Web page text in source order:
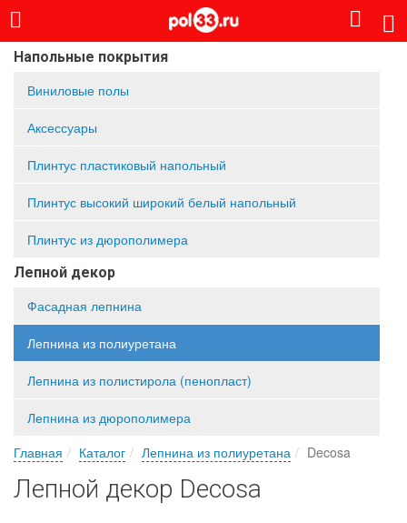
Напольные покрытия
Виниловые полы
Аксессуары
Плинтус пластиковый напольный
Плинтус высокий широкий белый напольный
Плинтус из дюрополимера
Лепной декор
Фасадная лепнина
Лепнина из полиуретана
Лепнина из полистирола (пенопласт)
Лепнина из дюрополимера
Главная
Каталог Лепнина из полиуретана Decosa
Лепной декор Decosa